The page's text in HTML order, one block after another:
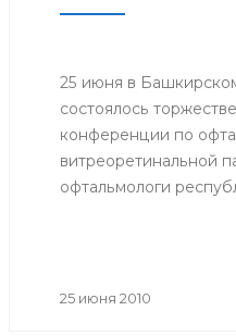
25 июня в
состоялось
конференции по
витреоретинальной
офтальмологи
25 июня 2010